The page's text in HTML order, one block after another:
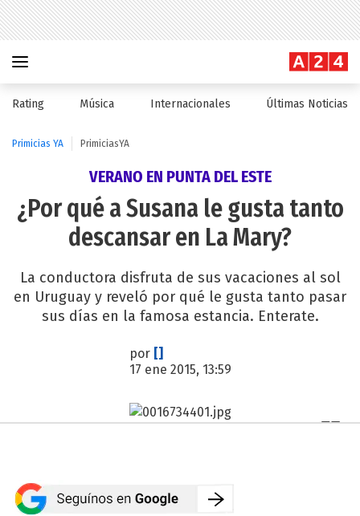
Rating Música Internacionales Últimas Noticias
Primicias YA PrimiciasYA
VERANO EN PUNTA DEL ESTE
¿Por qué a Susana le gusta tanto
descansar en La Mary?
La conductora disfruta de sus vacaciones al sol
en Uruguay y reveló por qué le gusta tanto pasar
sus días en la famosa estancia. Enterate.
por []
17 ene 2015, 13:59